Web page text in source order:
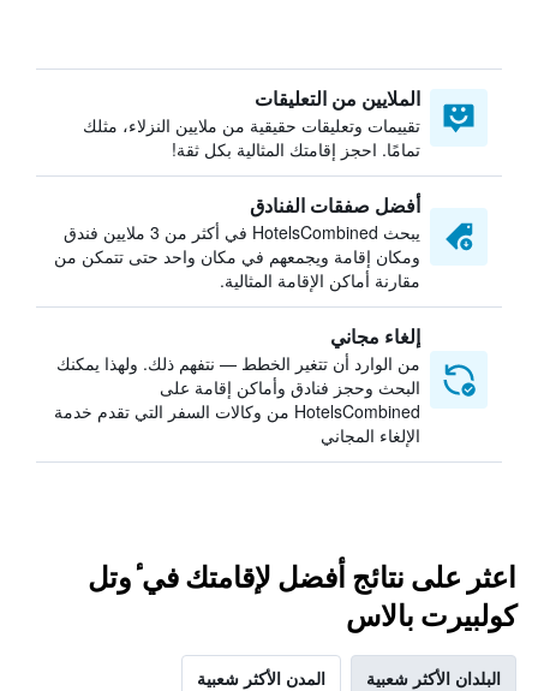
الملايين من التعليقات
تقييمات وتعليقات حقيقية من ملايين النزلاء، مثلك
تمامًا. احجز إقامتك المثالية بكل ثقة!
أفضل صفقات الفنادق
يبحث HotelsCombined في أكثر من 3 ملايين فندق
ومكان إقامة ويجمعهم في مكان واحد حتى تتمكن من
مقارنة أماكن الإقامة المثالية.
إلغاء مجاني
من الوارد أن تتغير الخطط — نتفهم ذلك. ولهذا يمكنك
البحث وحجز فنادق وأماكن إقامة على
HotelsCombined من وكالات السفر التي تقدم خدمة
الإلغاء المجاني
اعثر على نتائج أفضل لإقامتك في ٔوتل
كولبيرت بالاس
البلدان الأكثر شعبية المدن الأكثر شعبية